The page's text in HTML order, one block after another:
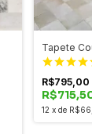
Tapete
R$795,00
12 x de